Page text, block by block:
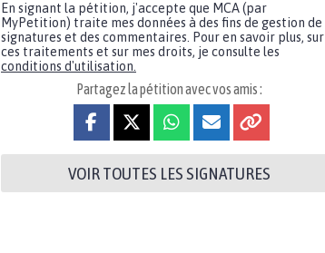
En signant la pétition, j'accepte que MCA (par
MyPetition) traite mes données à des fins de gestion de
signatures et des commentaires. Pour en savoir plus, sur
ces traitements et sur mes droits, je consulte les
conditions d'utilisation.
Partagez la pétition avec vos amis :
VOIR TOUTES LES SIGNATURES